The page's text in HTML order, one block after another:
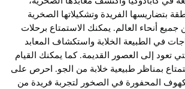
بتضاريسها الفريدة وتشكيلاتها الصخرية
أنحاء العالم. يمكنك الاستمتاع برحلات
في الطبيعة الخلابة واستكشاف المعابد
تعود إلى العصور القديمة. كما يمكنك القيام
بمناظر طبيعية خلابة من الجو. احرص على
المحفورة في الصخور لتجربة فريدة من